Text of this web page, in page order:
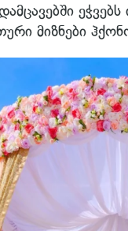
მიზნები